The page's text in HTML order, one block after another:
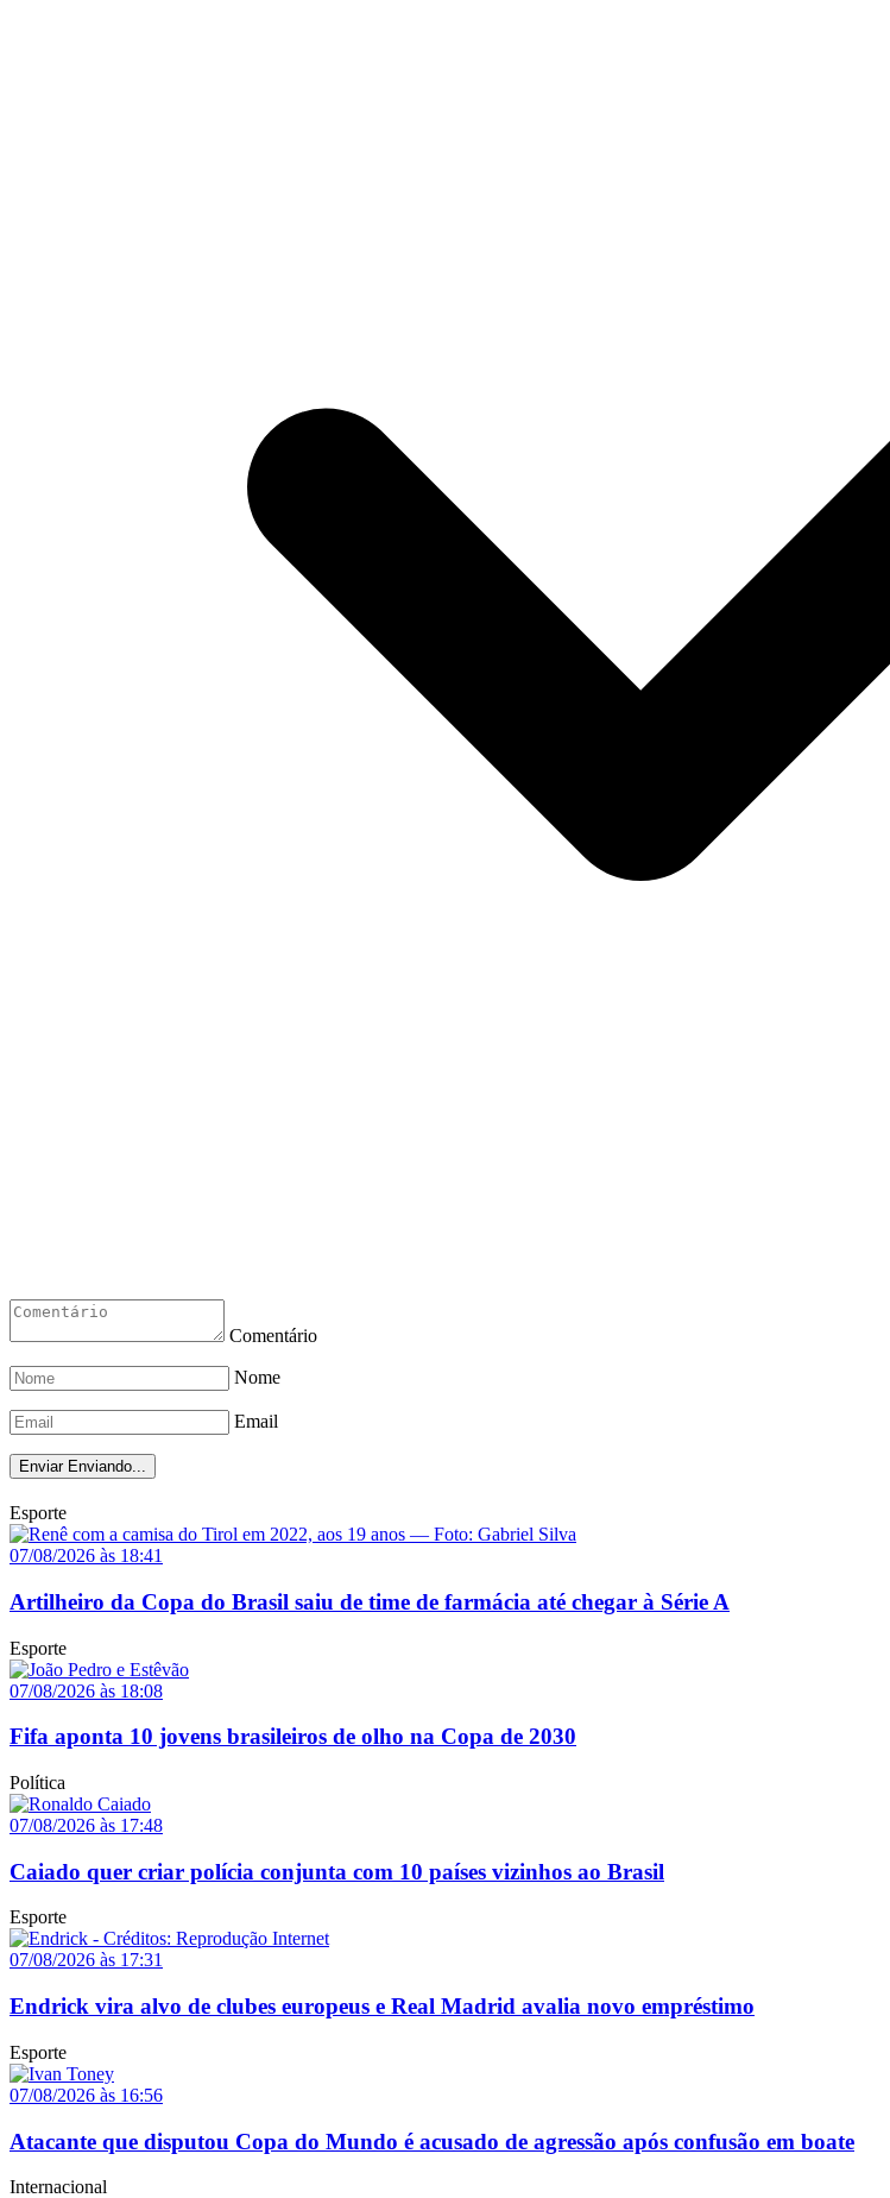
Comentário
Nome
Email
Enviar Enviando...
Esporte
07/08/2026 às 18:41
Artilheiro da Copa do Brasil saiu de time de farmácia até chegar à Série A
Esporte
07/08/2026 às 18:08
Fifa aponta 10 jovens brasileiros de olho na Copa de 2030
Política
07/08/2026 às 17:48
Caiado quer criar polícia conjunta com 10 países vizinhos ao Brasil
Esporte
07/08/2026 às 17:31
Endrick vira alvo de clubes europeus e Real Madrid avalia novo empréstimo
Esporte
07/08/2026 às 16:56
Atacante que disputou Copa do Mundo é acusado de agressão após confusão em boate
Internacional